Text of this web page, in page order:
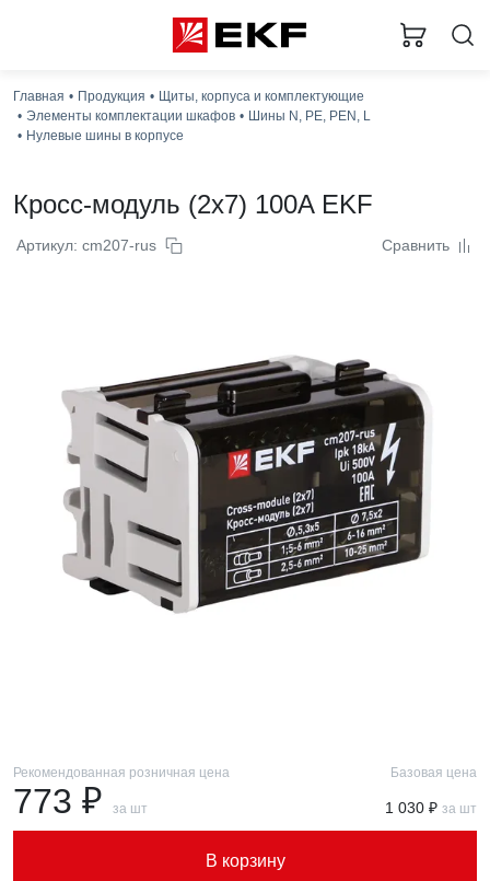
Главная Продукция
Щиты, корпуса и комплектующие
Элементы комплектации шкафов
Шины N, PE, PEN, L
Нулевые шины в корпусе
Кросс-модуль (2x7) 100A EKF
Артикул: cm207-rus Сравнить
Рекомендованная розничная цена
773 ₽ за шт
Базовая цена
1 030 ₽ за шт
В корзину